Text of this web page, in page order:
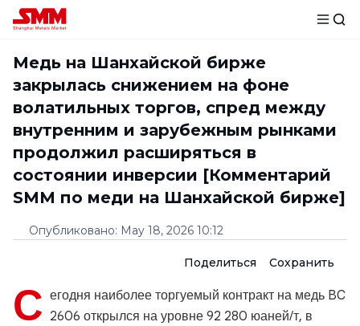
Медь на Шанхайской бирже
закрылась снижением на фоне
волатильных торгов, спред между
внутренним и зарубежным рынками
продолжил расширяться в
состоянии инверсии [Комментарий
SMM по меди на Шанхайской бирже]
Опубликовано: May 18, 2026 10:12
Поделиться Сохранить
С егодня наиболее торгуемый контракт на медь BC
2606 открылся на уровне 92 280 юаней/т, в